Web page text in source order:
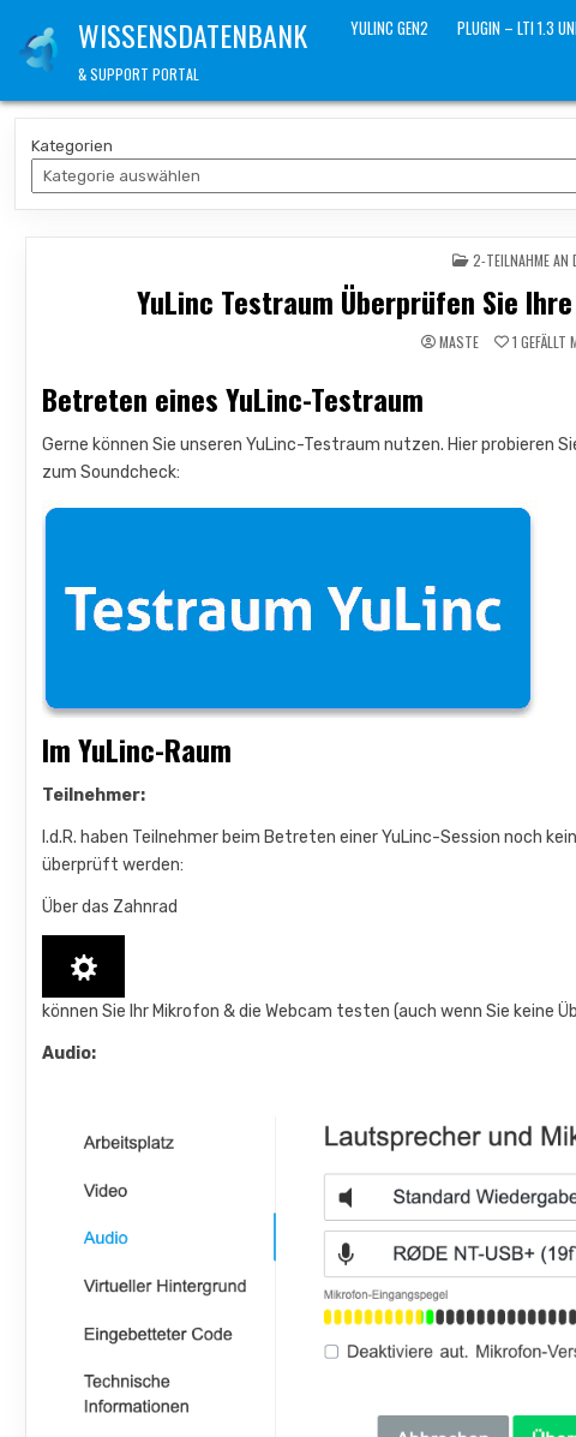
content
WISSENSDATENBANK
& SUPPORT PORTAL
YULINC GEN2 PLUGIN – LTI 1.3
Kategorien
POSTED
IN
2-TEILNAHME AN
YuLinc Testraum Überprüfen Sie
MASTE 1 GEFÄLLT
Betreten eines YuLinc-Testraum
Gerne können Sie unseren YuLinc-Testraum nutzen. Hier probieren
zum Soundcheck:
Im YuLinc-Raum
Teilnehmer:
I.d.R. haben Teilnehmer beim Betreten einer YuLinc-Session noch
überprüft werden:
Über das Zahnrad
können Sie Ihr Mikrofon & die Webcam testen (auch wenn Sie keine
Audio: